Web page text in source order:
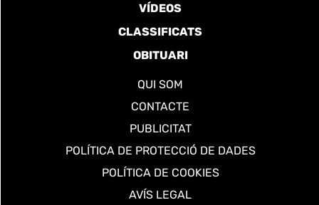
VÍDEOS
CLASSIFICATS
OBITUARI
QUI SOM
CONTACTE
PUBLICITAT
POLÍTICA DE PROTECCIÓ DE DADES
POLÍTICA DE COOKIES
AVÍS LEGAL